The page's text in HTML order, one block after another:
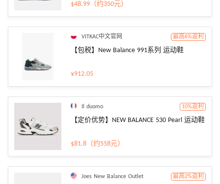
$48.99（约350元）
VITKAC中文官网 最高6%返利
【包税】New Balance 991系列 运动鞋
¥912.05
Il duomo 10%返利
【定价优势】NEW BALANCE 530 Pearl 运动鞋
$81.8（约558元）
Joes New Balance Outlet 最高2%返利